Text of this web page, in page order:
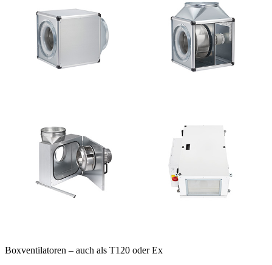
Boxventilatoren – auch als T120 oder Ex